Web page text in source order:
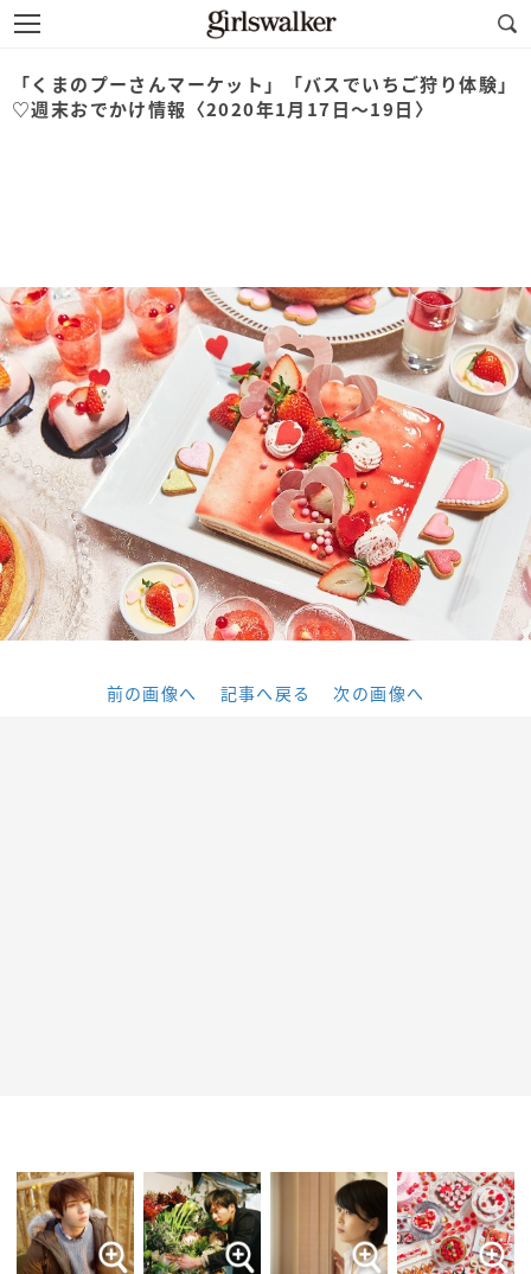
「くまのプーさんマーケット」「バスでいちご狩り体験」
♡週末おでかけ情報〈2020年1月17日～19日〉
前の画像へ 記事へ戻る 次の画像へ